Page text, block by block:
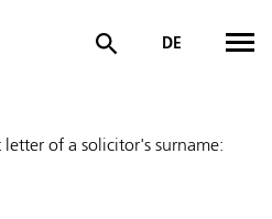
DE
of a solicitor's surname: